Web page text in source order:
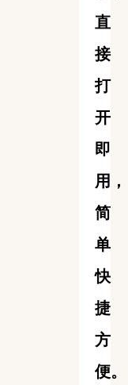
直
接
打
开
即
用，
简
单
快
捷
方
便。